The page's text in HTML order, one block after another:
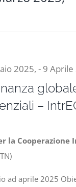
–
2025, - 9 Aprile
la Cooperazione
ad aprile 2025